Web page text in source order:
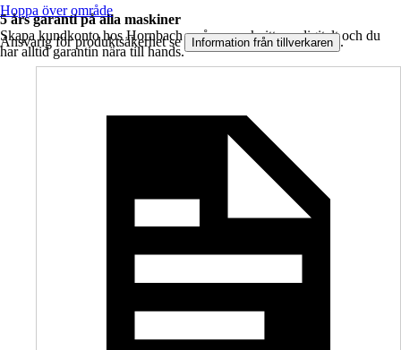
5 års garanti på alla maskiner
Skapa kundkonto hos Hornbach – så sparas kvittona digitalt och du
har alltid garantin nära till hands.
Hoppa över område
Ansvarig för produktsäkerhet se Information från tillverkaren .